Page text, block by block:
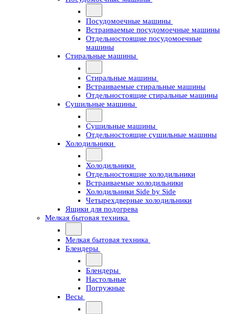
Посудомоечные машины
Встраиваемые посудомоечные машины
Отдельностоящие посудомоечные
машины
Стиральные машины
Стиральные машины
Встраиваемые стиральные машины
Отдельностоящие стиральные машины
Сушильные машины
Сушильные машины
Отдельностоящие сушильные машины
Холодильники
Холодильники
Отдельностоящие холодильники
Встраиваемые холодильники
Холодильники Side by Side
Четырехдверные холодильники
Ящики для подогрева
Мелкая бытовая техника
Мелкая бытовая техника
Блендеры
Блендеры
Настольные
Погружные
Весы